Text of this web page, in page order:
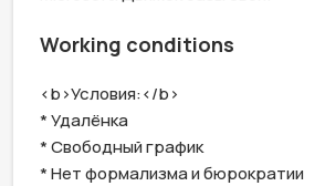
Working conditions
<b>Условия:</b>
* Удалёнка
* Свободный график
* Нет формализма и бюрократии